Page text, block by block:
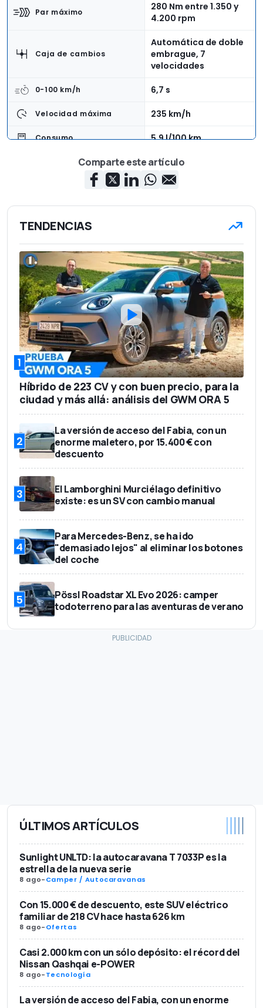
Par máximo
280 Nm entre 1.350 y
4.200 rpm
Caja de cambios
Automática de doble
embrague, 7
velocidades
0-100 km/h 6,7 s
Velocidad máxima 235 km/h
Consumo 5,9 l/100 km
Delantera
4,04 m
Peso en vacío 1.355 kg
Número de asientos 5
Capacidad del maletero 278 l
Precio base 32.400 euros
Comparte este artículo
TENDENCIAS
1
Híbrido de 223 CV y con buen precio, para la
ciudad y más allá: análisis del GWM ORA 5
2
La versión de acceso del Fabia, con un
enorme maletero, por 15.400 € con
descuento
3
El Lamborghini Murciélago definitivo
existe: es un SV con cambio manual
4
Para Mercedes-Benz, se ha ido
"demasiado lejos" al eliminar los botones
del coche
5
Pössl Roadstar XL Evo 2026: camper
todoterreno para las aventuras de verano
ÚLTIMOS ARTÍCULOS
Sunlight UNLTD: la autocaravana T 7033P es la
estrella de la nueva serie
8 ago-Camper / Autocaravanas
Con 15.000 € de descuento, este SUV eléctrico
familiar de 218 CV hace hasta 626 km
8 ago-Ofertas
Casi 2.000 km con un sólo depósito: el récord del
Nissan Qashqai e-POWER
8 ago-Tecnología
La versión de acceso del Fabia, con un enorme